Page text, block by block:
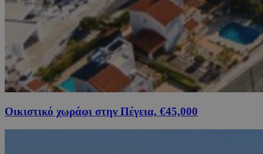
Οικιστικό χωράφι στην Πέγεια, €45,000